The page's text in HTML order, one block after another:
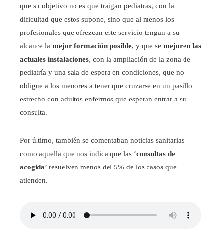
que su objetivo no es que traigan pediatras, con la
dificultad que estos supone, sino que al menos los
profesionales que ofrezcan este servicio tengan a su
alcance la mejor formación posible, y que se mejoren las
actuales instalaciones, con la ampliación de la zona de
pediatría y una sala de espera en condiciones, que no
obligue a los menores a tener que cruzarse en un pasillo
estrecho con adultos enfermos que esperan entrar a su
consulta.
Por último, también se comentaban noticias sanitarias
como aquella que nos indica que las ‘consultas de
acogida’ resuelven menos del 5% de los casos que
atienden.